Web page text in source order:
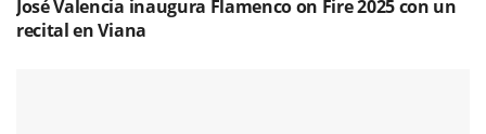
José Valencia inaugura Flamenco on Fire 2025 con un
recital en Viana